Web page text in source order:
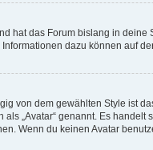
hat das Forum bislang in
dazu können auf
von dem gewählten Style ist
„Avatar“ genannt. Es
Wenn du keinen Avatar